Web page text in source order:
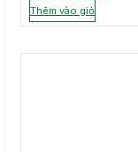
Thêm vào giỏ